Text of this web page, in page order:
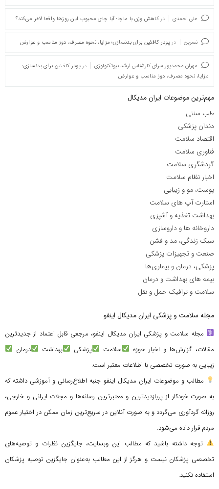
علی احمدی در کاهش وزن با ماچا؛ آیا چای محبوب این روزها واقعا لاغر می‌کند؟
نسرین در پودر کافئین برای بدنسازی؛ مزایا، نحوه مصرف، دوز مناسب و عوارض
مهران محمدپور سرای کارشناس ارشد بیوتکنولوژی در پودر کافئین برای بدنسازی؛
مزایا، نحوه مصرف، دوز مناسب و عوارض
مهم‌ترین موضوعات ایران مدیکال
طب سنتی
دندان پزشکی
اقتصاد سلامت
فناوری سلامت
گردشگری سلامت
اخبار نظام سلامت
پوست، مو و زیبایی
استارت آپ های سلامت
بهداشت تغذیه و آشپزی
داروخانه ها و داروسازی
سبک زندگی، مد و فشن
صنعت و تجهیزات پزشکی
پزشکی، درمان و بیماری‌ها
بیمه های بهداشت و درمان
سلامت و ترافیک حمل و نقل
مجله سلامت و پزشکی ایران مدیکال اینفو
مجله سلامت و پزشکی ایران مدیکال اینفو، مرجعی قابل اعتماد از جدیدترین
مقالات، گزارش‌ها و اخبار حوزه
سلامت پزشکی بهداشت
درمان
زیبایی به صورت تخصصی با اطلاعات معتبر است.
مطالب و موضوعات ایران مدیکال اینفو جنبه اطلاع‌رسانی و آموزشی داشته که
به صورت خودکار از پربازدیدترین و معتبرترین رسانه‌ها و مجلات ایرانی و خارجی،
روزانه گردآوری می‌گردد و به صورت آنلاین در سریع‌ترین زمان ممکن در اختیار عموم
مردم قرار داده می‌شود.
توجه داشته باشید که مطالب این وبسایت، جایگزین نظرات و توصیه‌های
تخصصی پزشکان نیست و هرگز از این مطالب به‌عنوان جایگزین توصیه پزشکان
استفاده نکنید.